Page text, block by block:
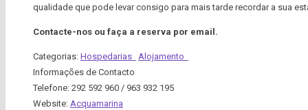
qualidade que pode levar consigo para mais tarde recordar a sua
Contacte-nos ou faça a reserva por email.
Categorias: Hospedarias Alojamento
Informações de Contacto
Telefone: 292 592 960 / 963 932 195
Website: Acquamarina